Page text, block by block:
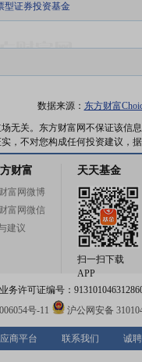
型证券投资基金
数据来源： 东方财富
无关。东方财富网不保证该
，不对您构成任何投资建议，据
财富
富网微博
富网微信
建议
天天基金
扫一扫下载
APP
许可证编号：
号-11 沪公网安备
商平台 联系我们 诚